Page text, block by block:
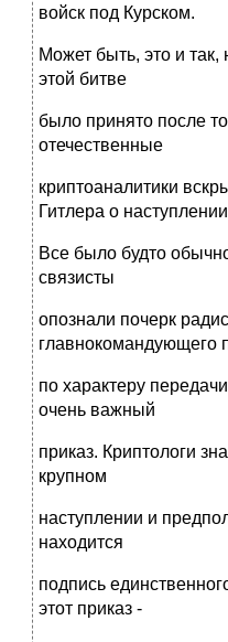
войск под Курском.
Может быть, это и
этой битве
было принято после
отечественные
криптоаналитики
Гитлера о
Все было будто
связисты
опознали почерк
главнокомандующего
по характеру
очень важный
приказ. Криптологи
крупном
наступлении и
находится
подпись
этот приказ -